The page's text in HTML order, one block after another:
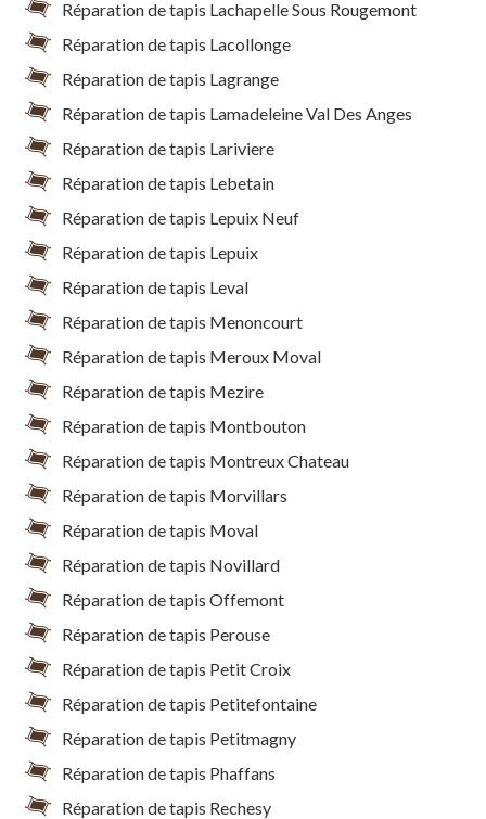
Réparation de tapis Lachapelle Sous Rougemont
Réparation de tapis Lacollonge
Réparation de tapis Lagrange
Réparation de tapis Lamadeleine Val Des Anges
Réparation de tapis Lariviere
Réparation de tapis Lebetain
Réparation de tapis Lepuix Neuf
Réparation de tapis Lepuix
Réparation de tapis Leval
Réparation de tapis Menoncourt
Réparation de tapis Meroux Moval
Réparation de tapis Mezire
Réparation de tapis Montbouton
Réparation de tapis Montreux Chateau
Réparation de tapis Morvillars
Réparation de tapis Moval
Réparation de tapis Novillard
Réparation de tapis Offemont
Réparation de tapis Perouse
Réparation de tapis Petit Croix
Réparation de tapis Petitefontaine
Réparation de tapis Petitmagny
Réparation de tapis Phaffans
Réparation de tapis Rechesy